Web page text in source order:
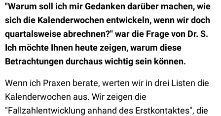
"Warum soll ich mir Gedanken darüber machen, wie
sich die Kalenderwochen entwickeln, wenn wir doch
quartalsweise abrechnen?" war die Frage von Dr. S.
Ich möchte Ihnen heute zeigen, warum diese
Betrachtungen durchaus wichtig sein können.
Wenn ich Praxen berate, werten wir in drei Listen die
Kalenderwochen aus. Wir zeigen die
"Fallzahlentwicklung anhand des Erstkontaktes", die